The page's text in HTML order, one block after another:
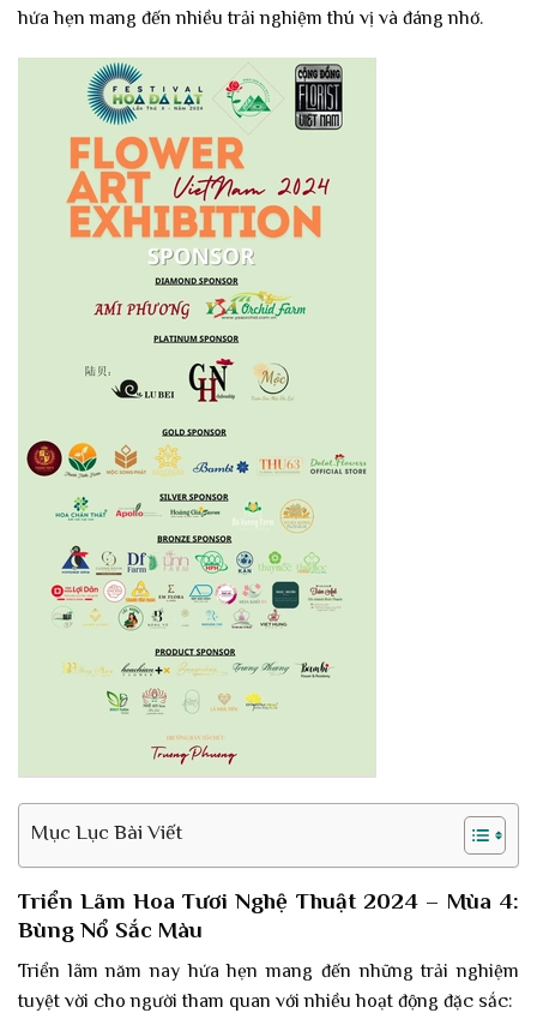
hứa hẹn mang đến nhiều trải nghiệm thú vị và đáng nhớ.
Mục Lục Bài Viết
Triển Lãm Hoa Tươi Nghệ Thuật 2024 – Mùa 4:
Bùng Nổ Sắc Màu
Triển lãm năm nay hứa hẹn mang đến những trải nghiệm
tuyệt vời cho người tham quan với nhiều hoạt động đặc sắc: